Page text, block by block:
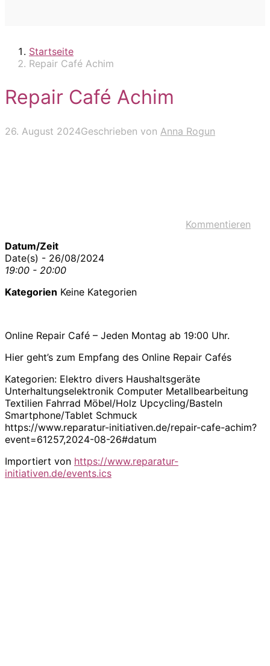
Startseite
Repair Café Achim
Repair Café Achim
26. August 2024Geschrieben von Anna Rogun
Kommentieren
Datum/Zeit
Date(s) - 26/08/2024
19:00 - 20:00
Kategorien Keine Kategorien
Online Repair Café – Jeden Montag ab 19:00 Uhr.
Hier geht’s zum Empfang des Online Repair Cafés
Kategorien: Elektro divers Haushaltsgeräte
Unterhaltungselektronik Computer Metallbearbeitung
Textilien Fahrrad Möbel/Holz Upcycling/Basteln
Smartphone/Tablet Schmuck
https://www.reparatur-initiativen.de/repair-cafe-achim?
event=61257,2024-08-26#datum
Importiert von https://www.reparatur-
initiativen.de/events.ics